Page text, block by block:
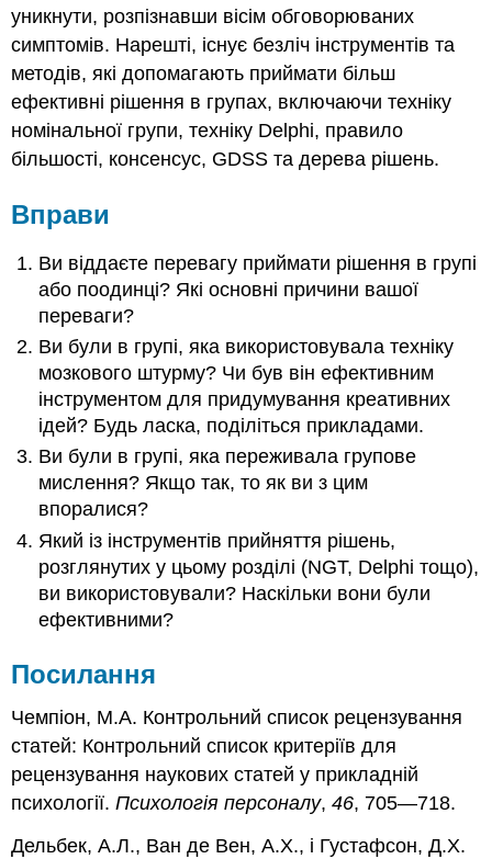
уникнути, розпізнавши вісім обговорюваних
симптомів. Нарешті, існує безліч інструментів та
методів, які допомагають приймати більш
ефективні рішення в групах, включаючи техніку
номінальної групи, техніку Delphi, правило
більшості, консенсус, GDSS та дерева рішень.
Вправи
Ви віддаєте перевагу приймати рішення в групі
або поодинці? Які основні причини вашої
переваги?
Ви були в групі, яка використовувала техніку
мозкового штурму? Чи був він ефективним
інструментом для придумування креативних
ідей? Будь ласка, поділіться прикладами.
Ви були в групі, яка переживала групове
мислення? Якщо так, то як ви з цим
впоралися?
Який із інструментів прийняття рішень,
розглянутих у цьому розділі (NGT, Delphi тощо),
ви використовували? Наскільки вони були
ефективними?
Посилання
Чемпіон, М.А. Контрольний список рецензування
статей: Контрольний список критеріїв для
рецензування наукових статей у прикладній
психології.Психологія персоналу,46, 705—718.
Дельбек, А.Л., Ван де Вен, А.Х., і Густафсон, Д.Х.